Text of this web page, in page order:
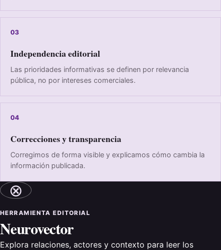
03
Independencia editorial
Las prioridades informativas se definen por relevancia
pública, no por intereses comerciales.
04
Correcciones y transparencia
Corregimos de forma visible y explicamos cómo cambia la
información publicada.
⊗
HERRAMIENTA EDITORIAL
Neurovector
Explora relaciones, actores y contexto para leer los